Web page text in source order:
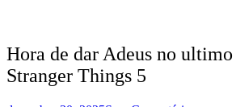
Hora de dar Adeus no
Stranger Things 5